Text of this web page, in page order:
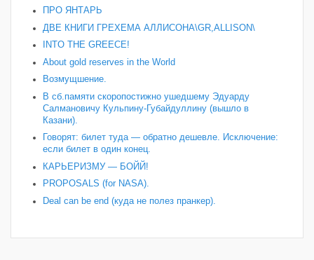
ПРО ЯНТАРЬ
ДВЕ КНИГИ ГРЕХЕМА АЛЛИСОНА\GR,ALLISON\
INTO THE GREECE!
About gold reserves in the World
Возмущшение.
В сб.памяти скоропостижно ушедшему Эдуарду
Салмановичу Кульпину-Губайдуллину (вышло в
Казани).
Говорят: билет туда — обратно дешевле. Исключение:
если билет в один конец.
КАРЬЕРИЗМУ — БОЙЙ!
PROPOSALS (for NASA).
Deal can be end (куда не полез пранкер).